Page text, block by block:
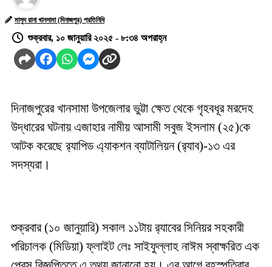
মাসুদ রানা খানসামা (দিনাজপুর) প্রতিনিধি
শুক্রবার, ১০ জানুয়ারি ২০২৫ - ৮:৩৪ অপরাহ্ন
দিনাজপুরের খানসামা উপজেলার ভুট্টা ক্ষেত থেকে গৃহবধূর মরদেহ
উদ্ধারের ঘটনায় এজাহার নামীয় আসামী সবুজ ইসলাম (২৫)কে
আটক করেছে র‌্যাপিড এ্যাকশন ব্যাটালিয়ন (র‌্যাব)-১৩ এর
সদস্যরা।
শুক্রবার (১০ জানুয়ারি) সকাল ১১টায় র‌্যাবের সিনিয়র সহকারী
পরিচালক (মিডিয়া) ফ্লাইট লেঃ সাইফুল্লাহ নাঈম স্বাক্ষরিত এক